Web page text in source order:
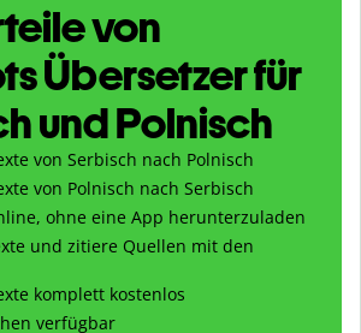
von
Übersetzer für
und Polnisch
von Serbisch nach Polnisch
von Polnisch nach Serbisch
ohne eine App herunterzuladen
und zitiere Quellen mit den
komplett kostenlos
verfügbar